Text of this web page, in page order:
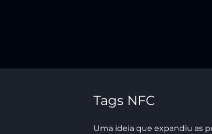
Tags NFC
Uma ideia que expandiu as